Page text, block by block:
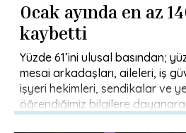
Ocak ayında en az
kaybetti
Yüzde 61’ini ulusal basından;
mesai arkadaşları, aileleri, iş
işyeri hekimleri, sendikalar ve
öğrendiğimiz bilgilere